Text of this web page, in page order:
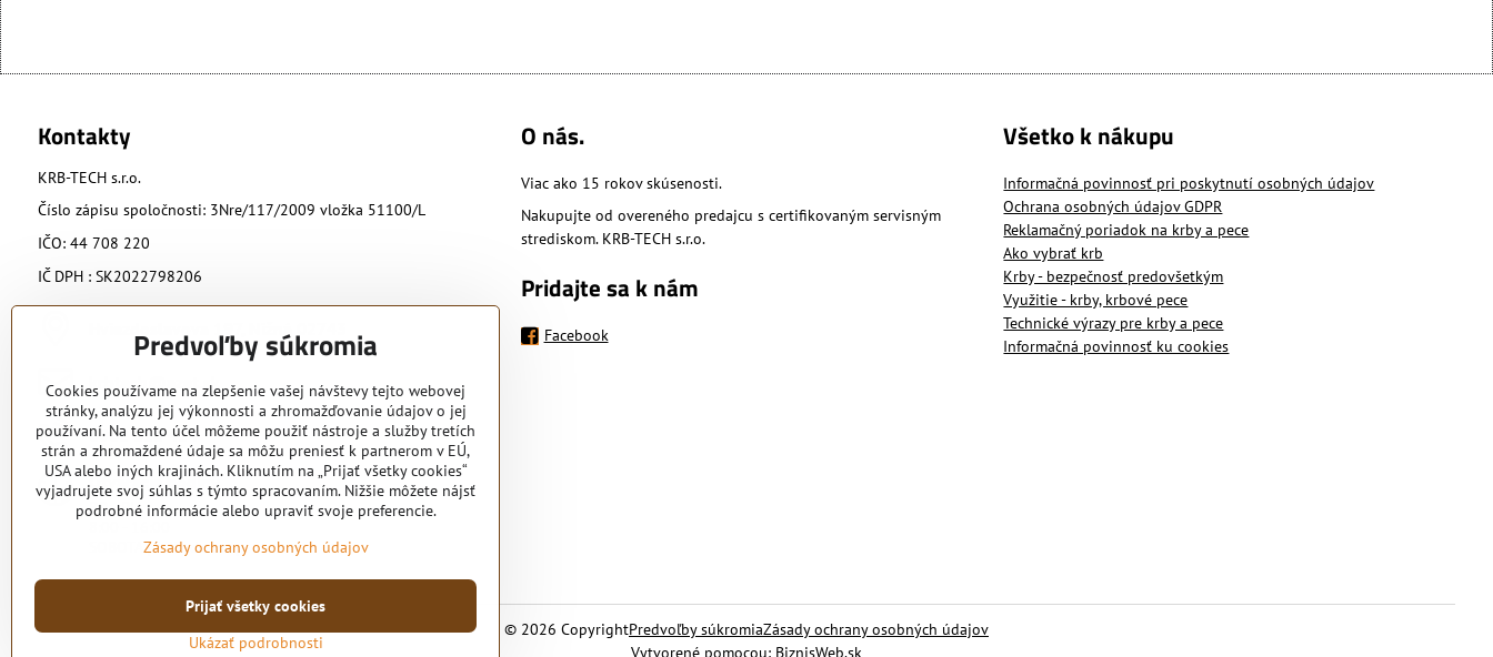
Kontakty
KRB-TECH s.r.o.
Číslo zápisu spoločnosti: 3Nre/117/2009 vložka 51100/L
IČO: 44 708 220
IČ DPH : SK2022798206
krbtech​@azet​.sk
0902 818 424
Otváracie hodiny
PO - PIA
SOBOTA podľa dohody
O nás.
Viac ako 15 rokov skúsenosti.
Nakupujte od overeného predajcu s certifikovaným servisným
strediskom. KRB-TECH s.r.o.
Pridajte sa k nám
Facebook
Všetko k nákupu
Informačná povinnosť pri poskytnutí osobných údajov
Ochrana osobných údajov GDPR
Reklamačný poriadok na krby a pece
Ako vybrať krb
Krby - bezpečnosť predovšetkým
Využitie - krby, krbové pece
Technické výrazy pre krby a pece
Informačná povinnosť ku cookies
© 2026 CopyrightPredvoľby súkromiaZásady ochrany osobných údajov
Vytvorené pomocou: BiznisWeb.sk
Predvoľby súkromia
Cookies používame na zlepšenie vašej návštevy tejto webovej
stránky, analýzu jej výkonnosti a zhromažďovanie údajov o jej
používaní. Na tento účel môžeme použiť nástroje a služby tretích
strán a zhromaždené údaje sa môžu preniesť k partnerom v EÚ,
USA alebo iných krajinách. Kliknutím na „Prijať všetky cookies“
vyjadrujete svoj súhlas s týmto spracovaním. Nižšie môžete nájsť
podrobné informácie alebo upraviť svoje preferencie.
Zásady ochrany osobných údajov
Ukázať podrobnosti
Prijať všetky cookies